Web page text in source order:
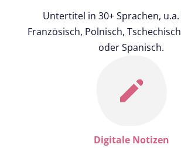
Untertitel in 30+ Sprachen, u.a.
Französisch, Polnisch,
oder Spanisch.
Digitale Notizen